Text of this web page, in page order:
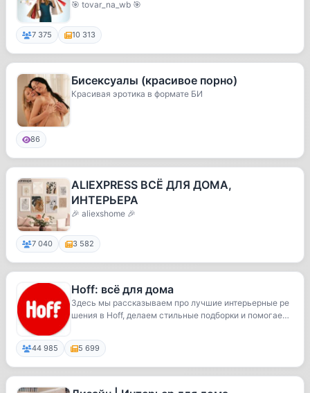
🎯 tovar_na_wb 🎯
7 375 10 313
Бисексуалы (красивое порно)
Красивая эротика в формате БИ
86
ALIEXPRESS ВСЁ ДЛЯ ДОМА,
ИНТЕРЬЕРА
🎉 aliexshome 🎉
7 040 3 582
Hoff: всё для дома
Здесь мы рассказываем про лучшие интерьерные ре
шения в Hoff, делаем стильные подборки и помогаем
44 985 5 699